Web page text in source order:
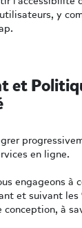
y
et
en ligne.
engageons à
et suivant
conception, à